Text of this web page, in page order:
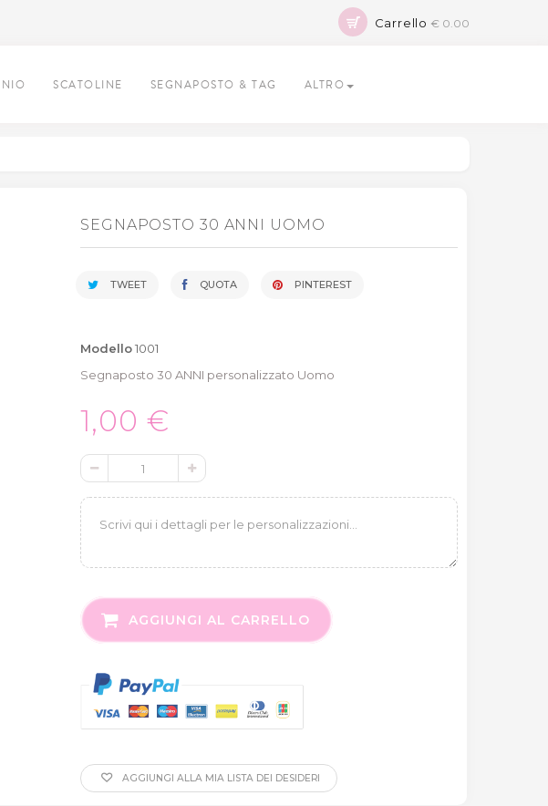
Carrello € 0.00
SCATOLINE SEGNAPOSTO & TAG ALTRO
SEGNAPOSTO 30 ANNI UOMO
TWEET QUOTA PINTEREST
Modello1001
Segnaposto 30 ANNI personalizzato Uomo
1,00 €
AGGIUNGI AL CARRELLO
AGGIUNGI ALLA MIA LISTA DEI DESIDERI